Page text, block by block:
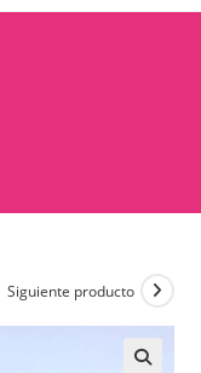
Siguiente producto